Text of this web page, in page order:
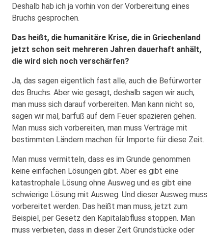
Deshalb hab ich ja vorhin von der Vorbereitung eines
Bruchs gesprochen.
Das heißt, die humanitäre Krise, die in Griechenland
jetzt schon seit mehreren Jahren dauerhaft anhält,
die wird sich noch verschärfen?
Ja, das sagen eigentlich fast alle, auch die Befürworter
des Bruchs. Aber wie gesagt, deshalb sagen wir auch,
man muss sich darauf vorbereiten. Man kann nicht so,
sagen wir mal, barfuß auf dem Feuer spazieren gehen.
Man muss sich vorbereiten, man muss Verträge mit
bestimmten Ländern machen für Importe für diese Zeit.
Man muss vermitteln, dass es im Grunde genommen
keine einfachen Lösungen gibt. Aber es gibt eine
katastrophale Lösung ohne Ausweg und es gibt eine
schwierige Lösung mit Ausweg. Und dieser Ausweg muss
vorbereitet werden. Das heißt man muss, jetzt zum
Beispiel, per Gesetz den Kapitalabfluss stoppen. Man
muss verbieten, dass in dieser Zeit Grundstücke oder